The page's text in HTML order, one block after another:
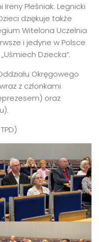
Pleśniak. Legnicki
dziękuje także
Witelona Uczelnia
i jedyne w Polsce
Dziecka”.
Okręgowego
z członkami
oraz